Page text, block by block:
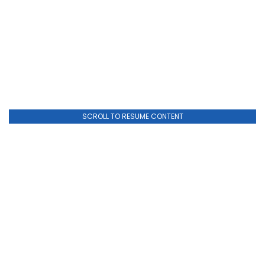
SCROLL TO RESUME CONTENT